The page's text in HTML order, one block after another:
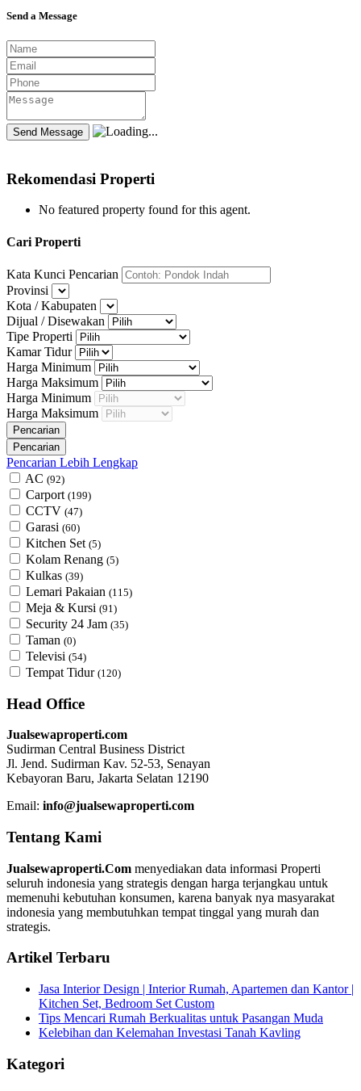
Send a Message
Rekomendasi Properti
No featured property found for this agent.
Cari Properti
Kata Kunci Pencarian
Provinsi
Kota / Kabupaten
Dijual / Disewakan
Tipe Properti
Kamar Tidur
Harga Minimum
Harga Maksimum
Harga Minimum
Harga Maksimum
Pencarian Lebih Lengkap
AC (92)
Carport (199)
CCTV (47)
Garasi (60)
Kitchen Set (5)
Kolam Renang (5)
Kulkas (39)
Lemari Pakaian (115)
Meja & Kursi (91)
Security 24 Jam (35)
Taman (0)
Televisi (54)
Tempat Tidur (120)
Head Office
Jualsewaproperti.com
Sudirman Central Business District
Jl. Jend. Sudirman Kav. 52-53, Senayan
Kebayoran Baru, Jakarta Selatan 12190
Email: info@jualsewaproperti.com
Tentang Kami
Jualsewaproperti.Com menyediakan data informasi Properti
seluruh indonesia yang strategis dengan harga terjangkau untuk
memenuhi kebutuhan konsumen, karena banyak nya masyarakat
indonesia yang membutuhkan tempat tinggal yang murah dan
strategis.
Artikel Terbaru
Jasa Interior Design | Interior Rumah, Apartemen dan Kantor |
Kitchen Set, Bedroom Set Custom
Tips Mencari Rumah Berkualitas untuk Pasangan Muda
Kelebihan dan Kelemahan Investasi Tanah Kavling
Kategori